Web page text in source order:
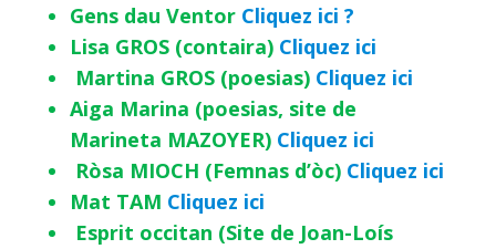
Gens dau Ventor Cliquez ici ?
Lisa GROS (contaira) Cliquez ici
Martina GROS (poesias) Cliquez ici
Aiga Marina (poesias, site de
Marineta MAZOYER) Cliquez ici
Ròsa MIOCH (Femnas d’òc) Cliquez ici
Mat TAM Cliquez ici
Esprit occitan (Site de Joan-Loís